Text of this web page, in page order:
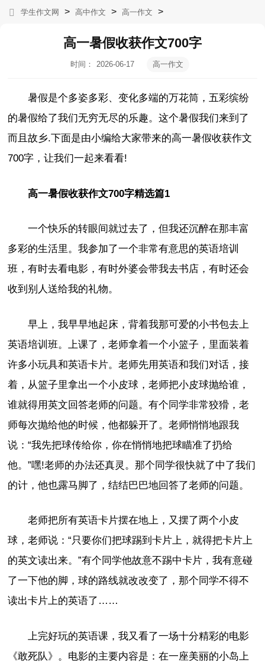
学生作文网 > 高中作文 > 高一作文 >
高一暑假收获作文700字
时间：
2026-06-17
高一作文
暑假是个多姿多彩、变化多端的万花筒，五彩缤纷
的暑假给了我们无穷无尽的乐趣。这个暑假我们来到了
而且故乡.下面是由小编给大家带来的高一暑假收获作文
700字，让我们一起来看看!
高一暑假收获作文700字精选篇1
一个快乐的转眼间就过去了，但我还沉醉在那丰富
多彩的生活里。我参加了一个非常有意思的英语培训
班，有时去看电影，有时外婆会带我去书店，有时还会
收到别人送给我的礼物。
早上，我早早地起床，背着我那可爱的小书包去上
英语培训班。上课了，老师拿着一个小篮子，里面装着
许多小玩具和英语卡片。老师先用英语和我们对话，接
着，从篮子里拿出一个小皮球，老师把小皮球抛给谁，
谁就得用英文回答老师的问题。有个同学非常狡猾，老
师每次抛给他的时候，他都躲开了。老师悄悄地跟我
说：“我先把球传给你，你在悄悄地把球瞄准了扔给
他。”嘿!老师的办法还真灵。那个同学很快就了中了我们
的计，他也露马脚了，结结巴巴地回答了老师的问题。
老师把所有英语卡片摆在地上，又摆了两个小皮
球，老师说：“只要你们把球踢到卡片上，就得把卡片上
的英文读出来。”有个同学他故意不踢中卡片，我有意碰
了一下他的脚，球的路线就改改变了，那个同学不得不
读出卡片上的英语了……
上完好玩的英语课，我又看了一场十分精彩的电影
《敢死队》。电影的主要内容是：在一座美丽的小岛上